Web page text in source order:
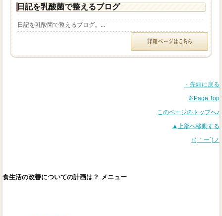
日記を乳酸菌で整えるブログ
日記を乳酸菌で整えるブログ。...
・先頭に戻る
※Page Top
このページのトップへ♪
▲上部へ移動する
↑( ｀ー´)ノ
食生活の改善についての計画は？ メニュー